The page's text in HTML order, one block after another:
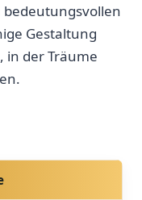
bedeutungsvollen
Gestaltung
⁣in der Träume